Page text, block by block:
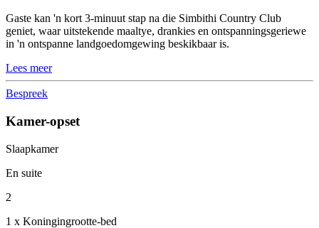
Gaste kan 'n kort 3-minuut stap na die Simbithi Country Club
geniet, waar uitstekende maaltye, drankies en ontspanningsgeriewe
in 'n ontspanne landgoedomgewing beskikbaar is.
Lees meer
Bespreek
Kamer-opset
Slaapkamer
En suite
2
1 x Koningingrootte-bed